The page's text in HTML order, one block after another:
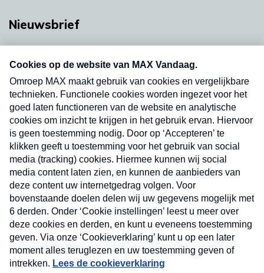
Nieuwsbrief
Neem hier een gratis abonnement op onze
nieuwsbrief. Elke vrijdag- en dinsdagochtend in
uw mailbox.
Verzend
Nieuwsbrief
Neem hier een gratis abonnement op onze
nieuwsbrief. Elke vrijdag- en dinsdagochtend in uw